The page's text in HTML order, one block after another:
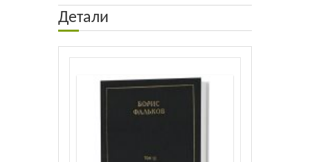
Контакты
Букинистические книги
Детали